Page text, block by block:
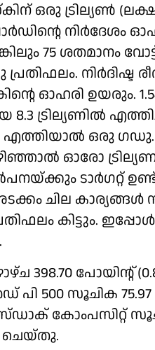
ഒരു ട്രില്യണ്‍
നിര്‍ദേശം
75 ശതമാനം
നിര്‍ദിഷ്ട
ഓഹരി ഉയരും.
8.3 ട്രില്യണില്‍
എത്തിയാല്‍ ഒരു ഗഡു.
ഓരോ
ടാര്‍ഗറ്റ്
ചില കാര്യങ്ങള്‍
കിട്ടും.
പോയിന്റ്
സൂചിക 75.97
കോംപസിറ്റ്
ചെയ്തു.